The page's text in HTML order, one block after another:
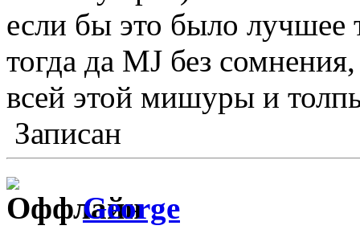
если бы это было лучшее
тогда да MJ без
всей этой мишуры и
Записан
George